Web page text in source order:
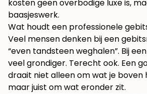
kosten geen overbodige luxe is,
baasjeswerk.
Wat houdt een professionele
Veel mensen denken bij een
“even tandsteen weghalen”. Bij
veel grondiger. Terecht ook. Een
draait niet alleen om wat je boven
maar juist om wat eronder zit.